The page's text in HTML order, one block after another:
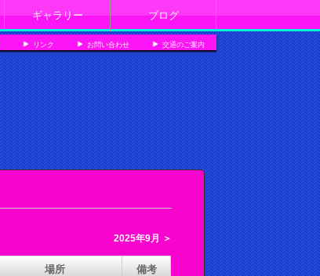
ギャラリー ブログ
リンク お問い合わせ 交通のご案内
2025年9月 ＞
場所 備考